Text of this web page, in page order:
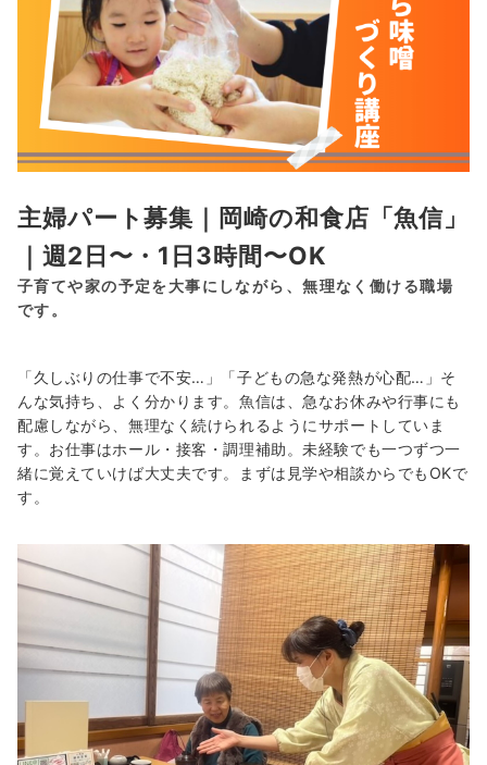
主婦パート募集｜岡崎の和食店「魚信」
｜週2日〜・1日3時間〜OK
子育てや家の予定を大事にしながら、無理なく働ける職場
です。
「久しぶりの仕事で不安…」「子どもの急な発熱が心配…」そ
んな気持ち、よく分かります。魚信は、急なお休みや行事にも
配慮しながら、無理なく続けられるようにサポートしていま
す。お仕事はホール・接客・調理補助。未経験でも一つずつ一
緒に覚えていけば大丈夫です。まずは見学や相談からでもOKで
す。